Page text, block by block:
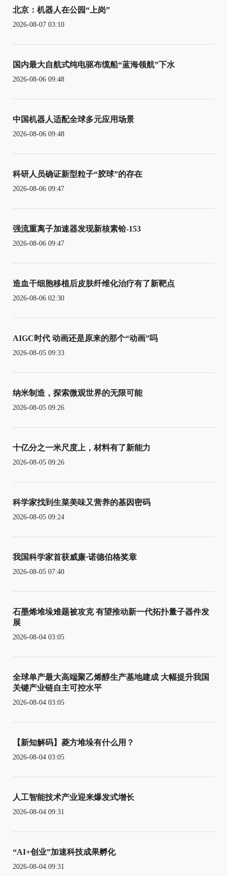
北京：机器人在公园“上岗”
2026-08-07 03:10
国内最大自航式纯电驱布缆船“蓝海领航”下水
2026-08-06 09:48
中国机器人适配全球多元应用场景
2026-08-06 09:48
科研人员确证新型粒子“胶球”的存在
2026-08-06 09:47
强流重离子加速器发现新核素铪-153
2026-08-06 09:47
造血干细胞移植后皮肤纤维化治疗有了新靶点
2026-08-06 02:30
AIGC时代 动画还是原来的那个“动画”吗
2026-08-05 09:33
纳米制造，探索微观世界的无限可能
2026-08-05 09:26
十亿分之一米尺度上，材料有了新能力
2026-08-05 09:26
科学家找到生菜美味又营养的基因密码
2026-08-05 09:24
我国科学家首获威廉·诺德伯格奖章
2026-08-05 07:40
石墨烯堆垛难题被攻克 有望推动新一代拓扑量子器件发
展
2026-08-04 03:05
全球单产最大高端聚乙烯醇生产基地建成 大幅提升我国
关键产业链自主可控水平
2026-08-04 03:05
【新知解码】菱方堆垛有什么用？
2026-08-04 03:05
人工智能技术产业迎来爆发式增长
2026-08-04 09:31
“AI+创业”加速科技成果孵化
2026-08-04 09:31